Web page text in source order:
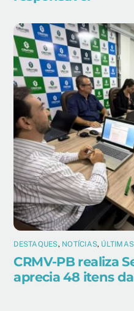
DESTAQUES, NOTÍCIAS, ÚLTIMAS
CRMV-PB realiza
aprecia 48 itens